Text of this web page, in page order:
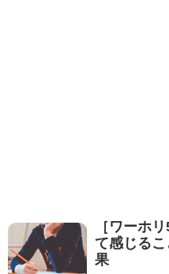
［ワーホ
て感じる
果